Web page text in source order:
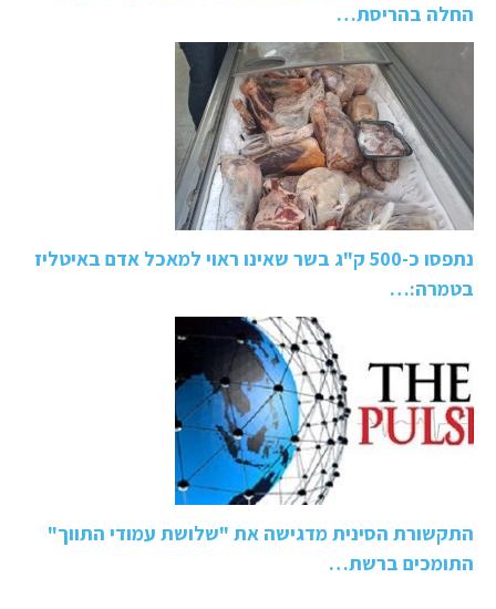
החלה בהריסת…
נתפסו כ-500 ק"ג בשר שאינו ראוי למאכל אדם באיטליז
בטמרה:…
התקשורת הסינית מדגישה את "שלושת עמודי התווך"
התומכים ברשת…